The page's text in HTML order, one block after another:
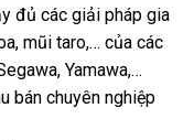
đủ các giải pháp gia
mũi taro,… của các
Yamawa,…
bán chuyên nghiệp